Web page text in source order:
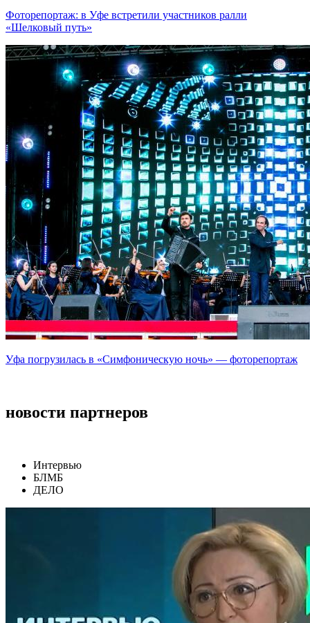
Фоторепортаж: в Уфе встретили участников ралли
«Шелковый путь»
Уфа погрузилась в «Симфоническую ночь» — фоторепортаж
новости партнеров
Интервью
БЛМБ
ДЕЛО